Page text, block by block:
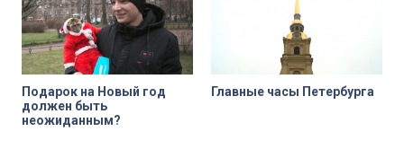
Подарок на Новый год
должен быть
неожиданным?
Главные часы Петербурга